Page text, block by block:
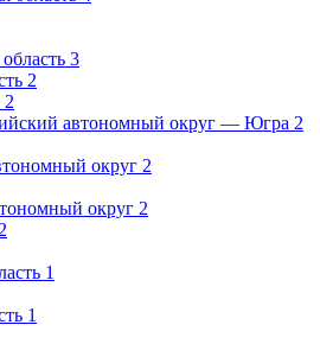
3
2
2
автономный округ — Югра 2
округ 2
округ 2
2
1
1